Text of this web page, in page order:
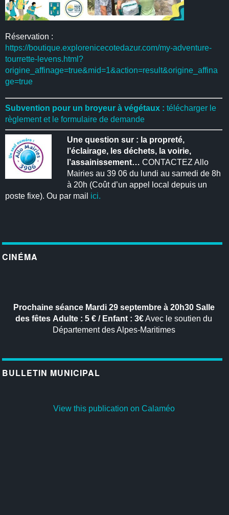
Réservation :
https://boutique.explorenicecotedazur.com/my-adventure-
tourrette-levens.html?
origine_affinage=true&mid=1&action=result&origine_affina
ge=true
Subvention pour un broyeur à végétaux : télécharger le
règlement et le formulaire de demande
Une question sur : la propreté,
l’éclairage, les déchets, la voirie,
l’assainissement… CONTACTEZ Allo
Mairies au 39 06 du lundi au samedi de 8h
à 20h (Coût d’un appel local depuis un
poste fixe). Ou par mail ici.
CINÉMA
Prochaine séanceMardi 29 septembre à 20h30 Salle
des fêtes Adulte : 5 € / Enfant : 3€Avec le soutien du
Département des Alpes-Maritimes
BULLETIN MUNICIPAL
View this publication on Calaméo